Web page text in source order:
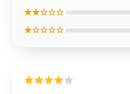
★★☆☆☆
★☆☆☆☆